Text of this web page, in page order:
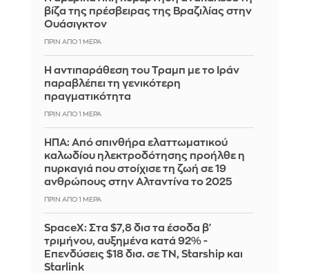
βίζα της πρέσβειρας της Βραζιλίας στην
Ουάσιγκτον
ΠΡΙΝ ΑΠΌ 1 ΜΈΡΑ
Η αντιπαράθεση του Τραμπ με το Ιράν
παραβλέπει τη γενικότερη
πραγματικότητα
ΠΡΙΝ ΑΠΌ 1 ΜΈΡΑ
ΗΠΑ: Από σπινθήρα ελαττωματικού
καλωδίου ηλεκτροδότησης προήλθε η
πυρκαγιά που στοίχισε τη ζωή σε 19
ανθρώπους στην Αλταντίνα το 2025
ΠΡΙΝ ΑΠΌ 1 ΜΈΡΑ
SpaceX: Στα $7,8 δισ τα έσοδα β'
τριμήνου, αυξημένα κατά 92% -
Επενδύσεις $18 δισ. σε ΤΝ, Starship και
Starlink